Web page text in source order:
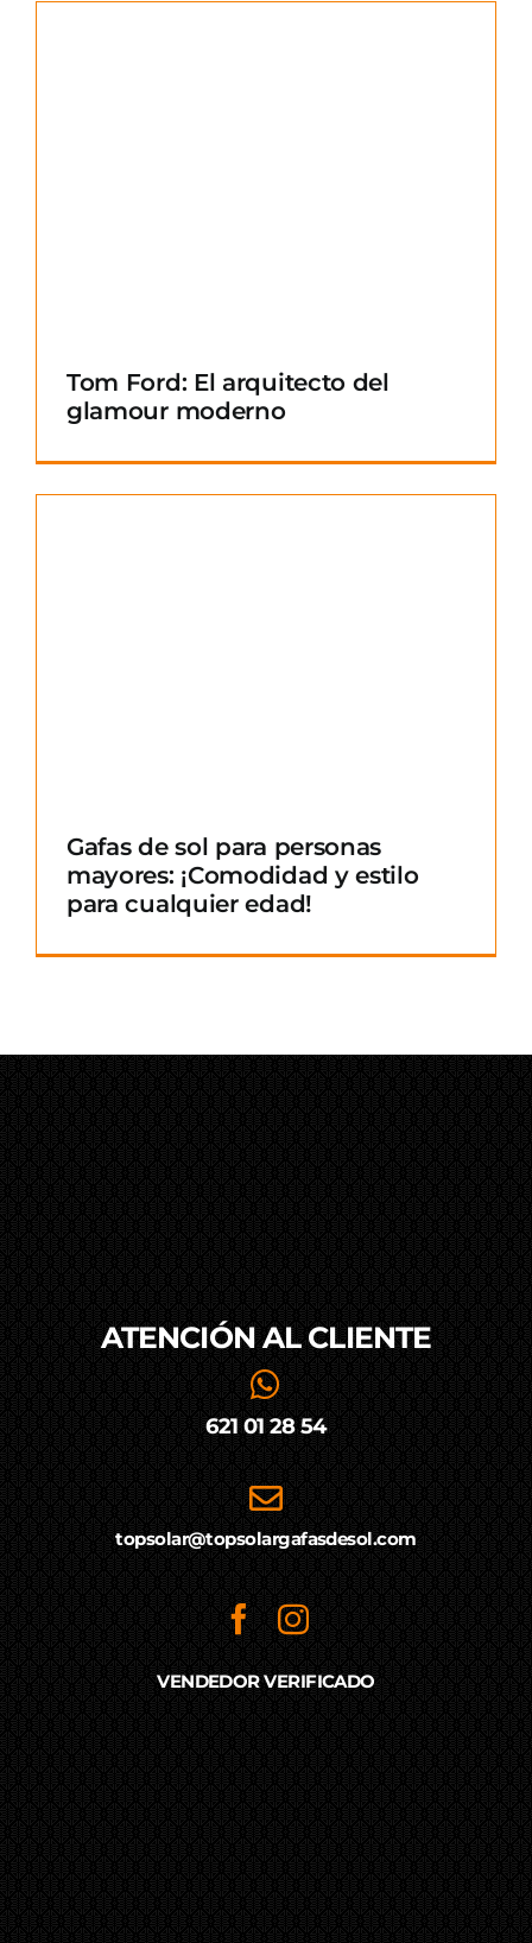
Tom Ford: El arquitecto del
glamour moderno
Gafas de sol para personas
mayores: ¡Comodidad y estilo
para cualquier edad!
ATENCIÓN AL CLIENTE
621 01 28 54
topsolar@topsolargafasdesol.com
VENDEDOR VERIFICADO